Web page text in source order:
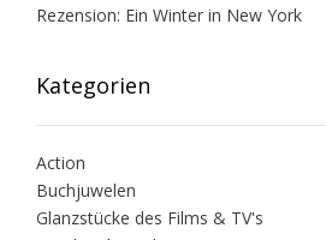
Rezension: Ein Winter in New York
Kategorien
Action
Buchjuwelen
Glanzstücke des Films & TV's